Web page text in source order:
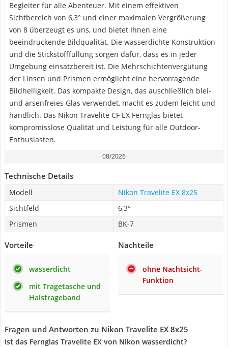
Begleiter für alle Abenteuer. Mit einem effektiven
Sichtbereich von 6,3° und einer maximalen Vergrößerung
von 8 überzeugt es uns, und bietet Ihnen eine
beeindruckende Bildqualität. Die wasserdichte Konstruktion
und die Stickstofffüllung sorgen dafür, dass es in jeder
Umgebung einsatzbereit ist. Die Mehrschichtenvergütung
der Linsen und Prismen ermöglicht eine hervorragende
Bildhelligkeit. Das kompakte Design, das auschließlich blei-
und arsenfreies Glas verwendet, macht es zudem leicht und
handlich. Das Nikon Travelite CF EX Fernglas bietet
kompromisslose Qualität und Leistung für alle Outdoor-
Enthusiasten.
08/2026
Technische Details
Modell
Nikon Travelite EX 8x25
Sichtfeld
6,3°
Prismen
BK-7
Vorteile
wasserdicht
mit Tragetasche und
Halstrageband
Nachteile
ohne Nachtsicht-
Funktion
Fragen und Antworten zu Nikon Travelite EX 8x25
Ist das Fernglas Travelite EX von Nikon wasserdicht?